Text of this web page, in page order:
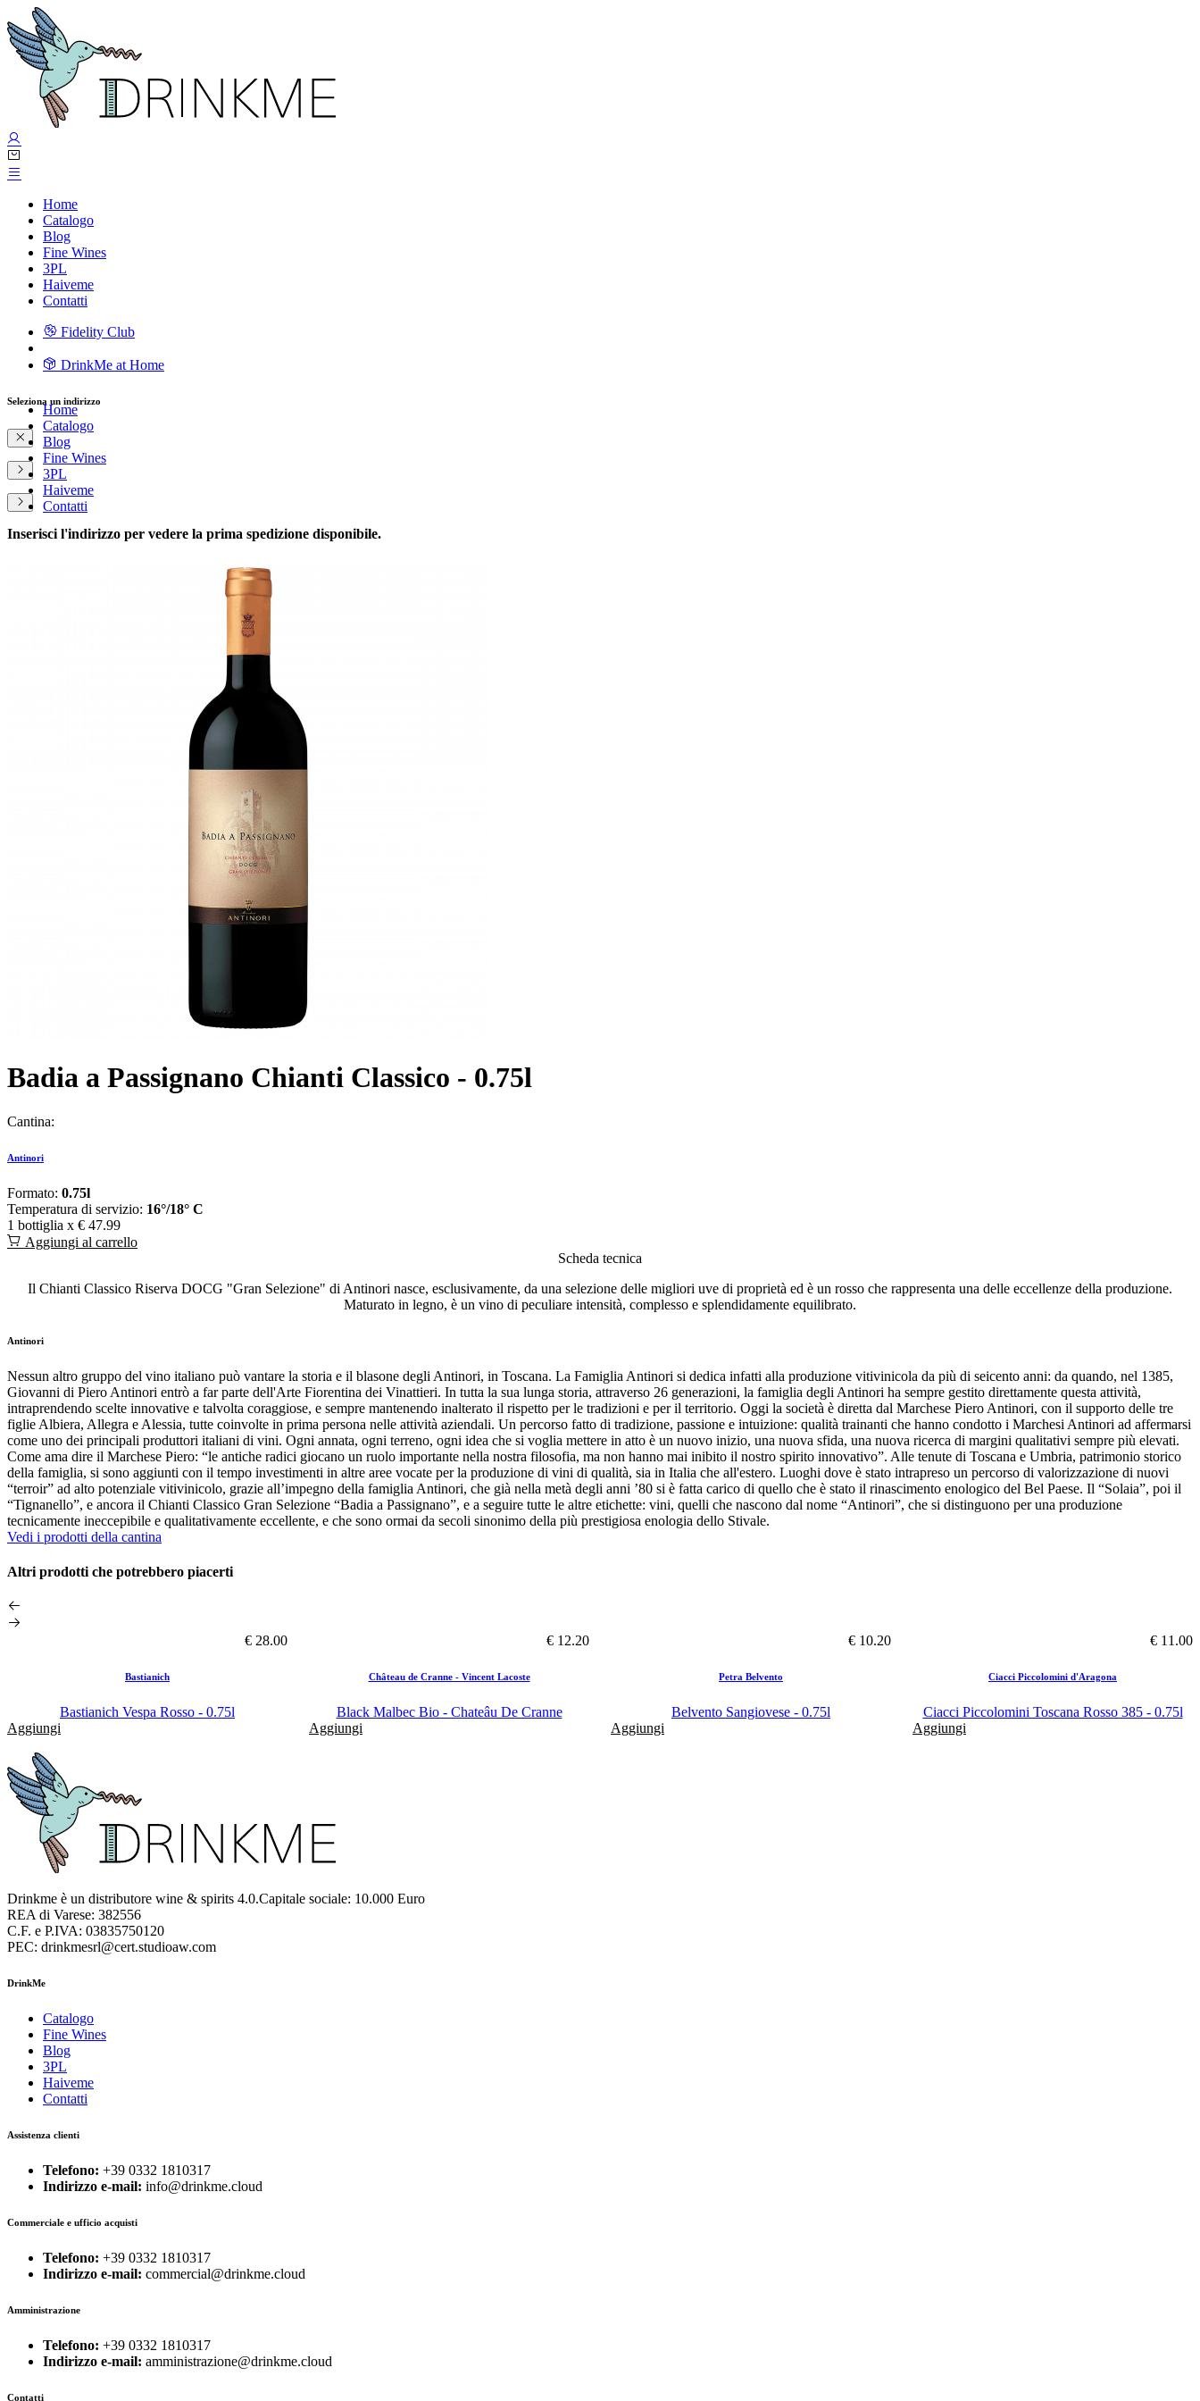
Home
Catalogo
Blog
Fine Wines
3PL
Haiveme
Contatti
Fidelity Club
DrinkMe at Home
Home
Catalogo
Blog
Fine Wines
3PL
Haiveme
Contatti
Seleziona un indirizzo
Inserisci l'indirizzo per vedere la prima spedizione disponibile.
Badia a Passignano Chianti Classico - 0.75l
Cantina:
Antinori
Formato: 0.75l
Temperatura di servizio: 16°/18° C
1 bottiglia x € 47.99
Aggiungi al carrello
Scheda tecnica
Il Chianti Classico Riserva DOCG "Gran Selezione" di Antinori nasce, esclusivamente, da una selezione delle migliori uve di proprietà ed è un rosso che rappresenta una delle eccellenze della produzione.
Maturato in legno, è un vino di peculiare intensità, complesso e splendidamente equilibrato.
Antinori
Nessun altro gruppo del vino italiano può vantare la storia e il blasone degli Antinori, in Toscana. La Famiglia Antinori si dedica infatti alla produzione vitivinicola da più di seicento anni: da quando, nel 1385,
Giovanni di Piero Antinori entrò a far parte dell'Arte Fiorentina dei Vinattieri. In tutta la sua lunga storia, attraverso 26 generazioni, la famiglia degli Antinori ha sempre gestito direttamente questa attività,
intraprendendo scelte innovative e talvolta coraggiose, e sempre mantenendo inalterato il rispetto per le tradizioni e per il territorio. Oggi la società è diretta dal Marchese Piero Antinori, con il supporto delle tre
figlie Albiera, Allegra e Alessia, tutte coinvolte in prima persona nelle attività aziendali. Un percorso fatto di tradizione, passione e intuizione: qualità trainanti che hanno condotto i Marchesi Antinori ad affermarsi
come uno dei principali produttori italiani di vini. Ogni annata, ogni terreno, ogni idea che si voglia mettere in atto è un nuovo inizio, una nuova sfida, una nuova ricerca di margini qualitativi sempre più elevati.
Come ama dire il Marchese Piero: “le antiche radici giocano un ruolo importante nella nostra filosofia, ma non hanno mai inibito il nostro spirito innovativo”. Alle tenute di Toscana e Umbria, patrimonio storico
della famiglia, si sono aggiunti con il tempo investimenti in altre aree vocate per la produzione di vini di qualità, sia in Italia che all'estero. Luoghi dove è stato intrapreso un percorso di valorizzazione di nuovi
“terroir” ad alto potenziale vitivinicolo, grazie all’impegno della famiglia Antinori, che già nella metà degli anni ’80 si è fatta carico di quello che è stato il rinascimento enologico del Bel Paese. Il “Solaia”, poi il
“Tignanello”, e ancora il Chianti Classico Gran Selezione “Badia a Passignano”, e a seguire tutte le altre etichette: vini, quelli che nascono dal nome “Antinori”, che si distinguono per una produzione
tecnicamente ineccepibile e qualitativamente eccellente, e che sono ormai da secoli sinonimo della più prestigiosa enologia dello Stivale.
Vedi i prodotti della cantina
Altri prodotti che potrebbero piacerti
€ 28.00
Bastianich
Bastianich Vespa Rosso - 0.75l
Aggiungi
€ 12.20
Château de Cranne - Vincent Lacoste
Black Malbec Bio - Chateâu De Cranne
Aggiungi
€ 10.20
Petra Belvento
Belvento Sangiovese - 0.75l
Aggiungi
€ 11.00
Ciacci Piccolomini d'Aragona
Ciacci Piccolomini Toscana Rosso 385 - 0.75l
Aggiungi
Drinkme è un distributore wine & spirits 4.0.Capitale sociale: 10.000 Euro
REA di Varese: 382556
C.F. e P.IVA: 03835750120
PEC: drinkmesrl@cert.studioaw.com
DrinkMe
Catalogo
Fine Wines
Blog
3PL
Haiveme
Contatti
Assistenza clienti
Telefono: +39 0332 1810317
Indirizzo e-mail: info@drinkme.cloud
Commerciale e ufficio acquisti
Telefono: +39 0332 1810317
Indirizzo e-mail: commercial@drinkme.cloud
Amministrazione
Telefono: +39 0332 1810317
Indirizzo e-mail: amministrazione@drinkme.cloud
Contatti